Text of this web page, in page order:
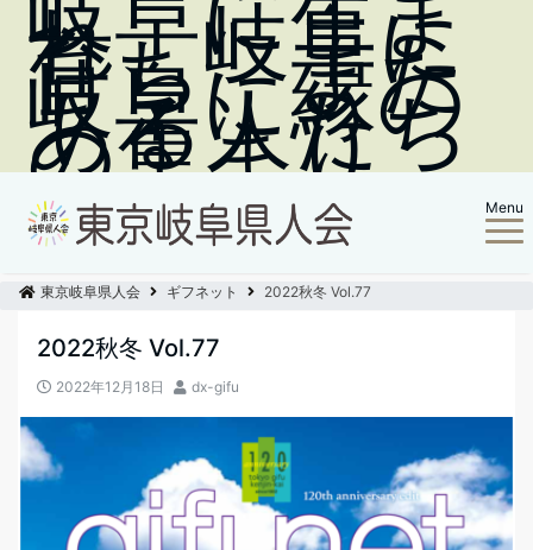
れ、岐阜に
育ち、また
岐阜に縁の
ある人たち
の集まり Menu
東京岐阜県人会 ギフネット 2022秋冬 Vol.77
2022秋冬 Vol.77
2022年12月18日 dx-gifu